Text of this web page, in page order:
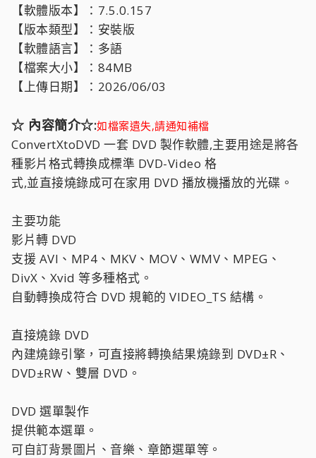
【軟體版本】：7.5.0.157
【版本類型】：安裝版
【軟體語言】：多語
【檔案大小】：84MB
【上傳日期】：2026/06/03
☆ 內容簡介☆:如檔案遺失,請通知補檔
ConvertXtoDVD 一套 DVD 製作軟體,主要用途是將各
種影片格式轉換成標準 DVD-Video 格
式,並直接燒錄成可在家用 DVD 播放機播放的光碟。
主要功能
影片轉 DVD
支援 AVI、MP4、MKV、MOV、WMV、MPEG、
DivX、Xvid 等多種格式。
自動轉換成符合 DVD 規範的 VIDEO_TS 結構。
直接燒錄 DVD
內建燒錄引擎，可直接將轉換結果燒錄到 DVD±R、
DVD±RW、雙層 DVD。
DVD 選單製作
提供範本選單。
可自訂背景圖片、音樂、章節選單等。